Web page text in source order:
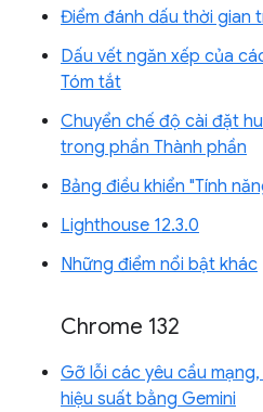
Điểm đánh dấu thời gian
Dấu vết ngăn xếp của
Tóm tắt
Chuyển chế độ cài đặt
trong phần Thành phần
Bảng điều khiển "Tính
Lighthouse 12.3.0
Những điểm nổi bật khác
Chrome 132
Gỡ lỗi các yêu cầu
hiệu suất bằng Gemini